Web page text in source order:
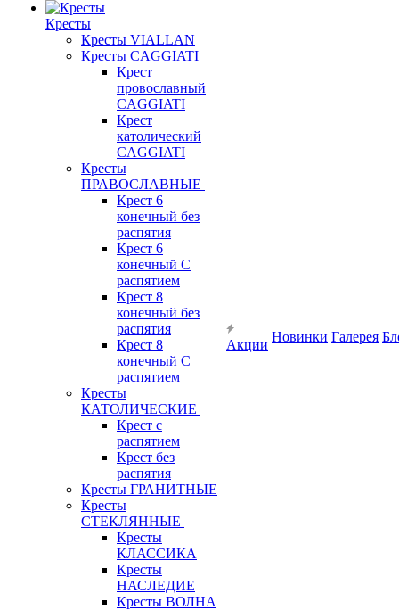
Кресты
Кресты VIALLAN
Кресты CAGGIATI
Крест
провославный
CAGGIATI
Крест
католический
CAGGIATI
Кресты
ПРАВОСЛАВНЫЕ
Крест 6
конечный без
распятия
Крест 6
конечный С
распятием
Крест 8
конечный без
распятия
Крест 8
конечный С
распятием
Кресты
КАТОЛИЧЕСКИЕ
Крест с
распятием
Крест без
распятия
Кресты ГРАНИТНЫЕ
Кресты
СТЕКЛЯННЫЕ
Кресты
КЛАССИКА
Кресты
НАСЛЕДИЕ
Кресты ВОЛНА
Акции
Новинки Галерея